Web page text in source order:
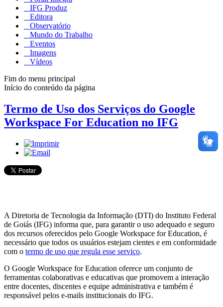
IFG Produz
Editora
Observatório
Mundo do Trabalho
Eventos
Imagens
Vídeos
Fim do menu principal
Início do conteúdo da página
Termo de Uso dos Serviços do Google
Workspace For Education no IFG
A Diretoria de Tecnologia da Informação (DTI) do Instituto Federal
de Goiás (IFG) informa que, para garantir o uso adequado e seguro
dos recursos oferecidos pelo Google Workspace for Education, é
necessário que todos os usuários estejam cientes e em conformidade
com o termo de uso que regula esse serviço.
O Google Workspace for Education oferece um conjunto de
ferramentas colaborativas e educativas que promovem a interação
entre docentes, discentes e equipe administrativa e também é
responsável pelos e-mails institucionais do IFG.